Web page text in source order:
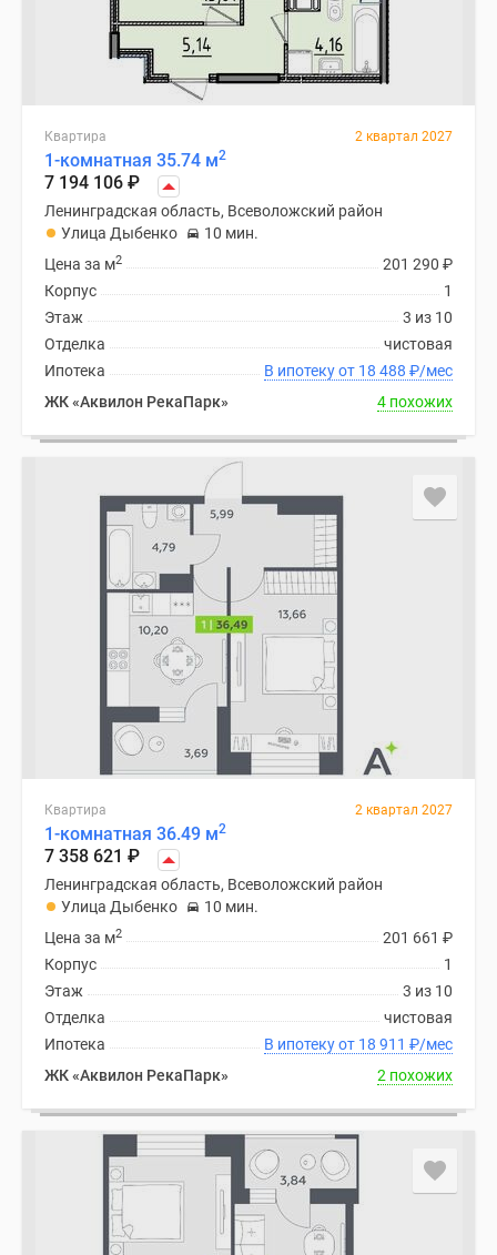
Квартира 2 квартал 2027
1-комнатная 35.74 м2
7 194 106 ₽
Ленинградская область, Всеволожский район
Улица Дыбенко
10 мин.
201 290 ₽
Цена за м2
1
Корпус
3 из 10
Этаж
чистовая
Отделка
В ипотеку от 18 488 ₽/мес
Ипотека
ЖК «Аквилон РекаПарк»
4 похожих
Квартира 2 квартал 2027
1-комнатная 36.49 м2
7 358 621 ₽
Ленинградская область, Всеволожский район
Улица Дыбенко
10 мин.
201 661 ₽
Цена за м2
1
Корпус
3 из 10
Этаж
чистовая
Отделка
В ипотеку от 18 911 ₽/мес
Ипотека
ЖК «Аквилон РекаПарк»
2 похожих